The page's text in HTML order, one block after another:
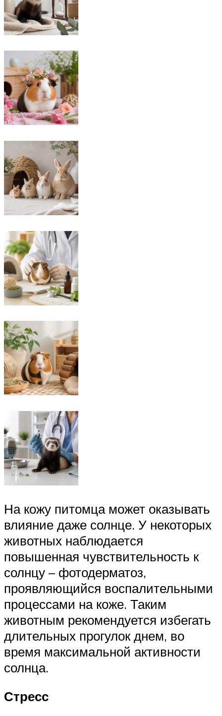
На кожу питомца может оказывать
влияние даже солнце. У некоторых
животных наблюдается
повышенная чувствительность к
солнцу – фотодерматоз,
проявляющийся воспалительными
процессами на коже. Таким
животным рекомендуется избегать
длительных прогулок днем, во
время максимальной активности
солнца.
Стресс